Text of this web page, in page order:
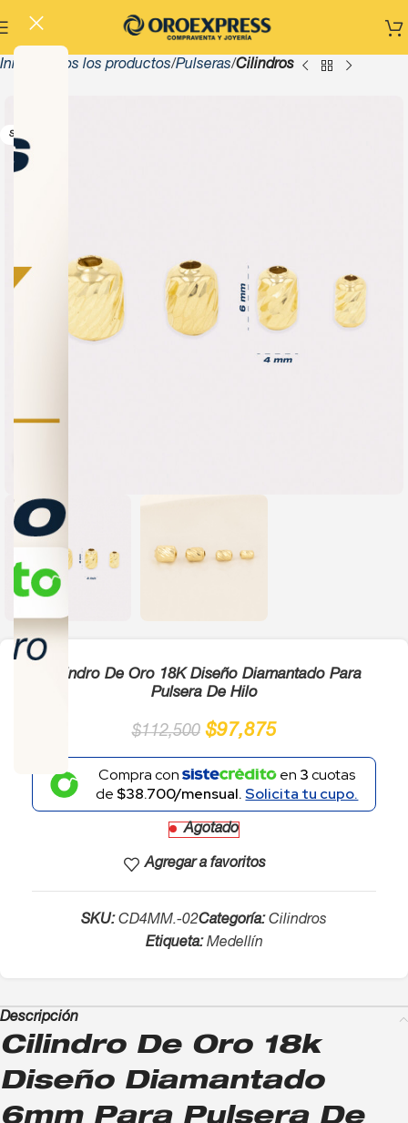
Inicio Todos los productos Pulseras Cilindros
SOLD OUT
Cilindro De Oro 18K Diseño Diamantado Para
Pulsera De Hilo
$112,500 $97,875
Compra con en 3cuotas
de $38.700/mensual.Solicita tu cupo.
Agotado
Agregar a favoritos
SKU:CD4MM.-02Categoría: Cilindros
Etiqueta: Medellín
Descripción
Cilindro De Oro 18k
Diseño Diamantado